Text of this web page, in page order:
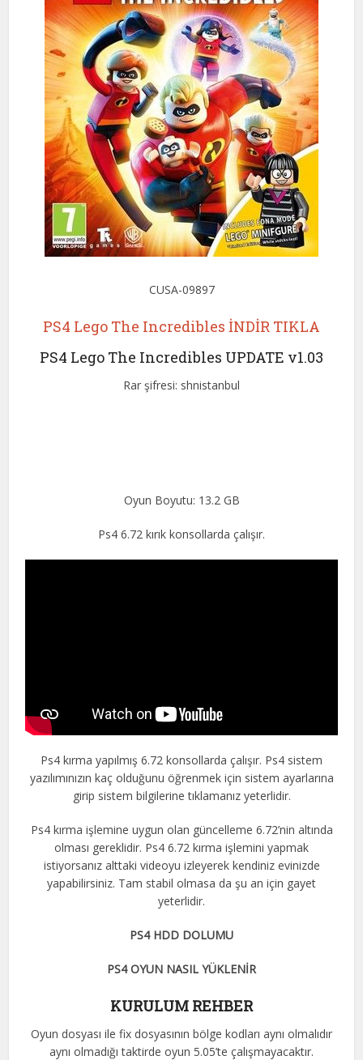
CUSA-09897
PS4 Lego The Incredibles İNDİR TIKLA
PS4 Lego The Incredibles UPDATE v1.03
Rar şifresi: shnistanbul
Oyun Boyutu: 13.2 GB
Ps4 6.72 kırık konsollarda çalışır.
Ps4 kırma yapılmış 6.72 konsollarda çalışır. Ps4 sistem
yazılımınızın kaç olduğunu öğrenmek için sistem ayarlarına
girip sistem bilgilerine tıklamanız yeterlidir.
Ps4 kırma işlemine uygun olan güncelleme 6.72’nin altında
olması gereklidir. Ps4 6.72 kırma işlemini yapmak
istiyorsanız alttaki videoyu izleyerek kendiniz evinizde
yapabilirsiniz. Tam stabil olmasa da şu an için gayet
yeterlidir.
PS4 HDD DOLUMU
PS4 OYUN NASIL YÜKLENİR
KURULUM REHBER
Oyun dosyası ile fix dosyasının bölge kodları aynı olmalıdır
aynı olmadığı taktirde oyun 5.05’te çalışmayacaktır.